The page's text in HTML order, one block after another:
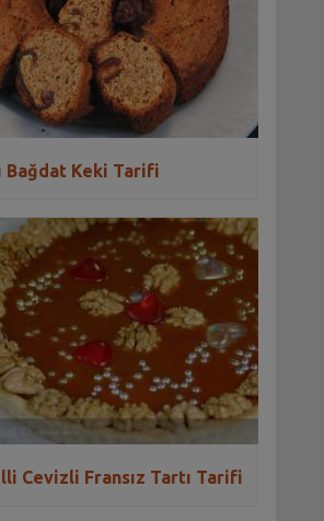
Bağdat Keki Tarifi
Cevizli Fransız Tartı Tarifi